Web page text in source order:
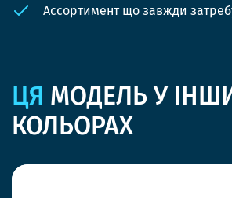
Ассортимент що завжди
ЦЯ МОДЕЛЬ У
КОЛЬОРАХ